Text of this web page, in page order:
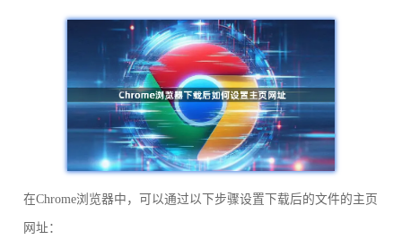
在Chrome浏览器中，可以通过以下步骤设置下载后的文件的主页
网址：